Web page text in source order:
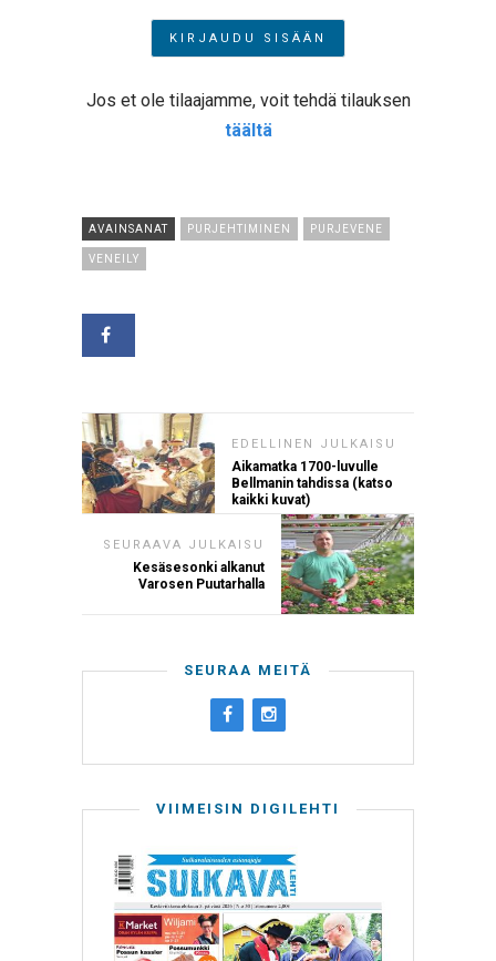
Jos et ole tilaajamme, voit tehdä tilauksen
täältä
AVAINSANAT PURJEHTIMINEN PURJEVENE
VENEILY
EDELLINEN JULKAISU
Aikamatka 1700-luvulle
Bellmanin tahdissa (katso
kaikki kuvat)
SEURAAVA JULKAISU
Kesäsesonki alkanut
Varosen Puutarhalla
SEURAA MEITÄ
VIIMEISIN DIGILEHTI